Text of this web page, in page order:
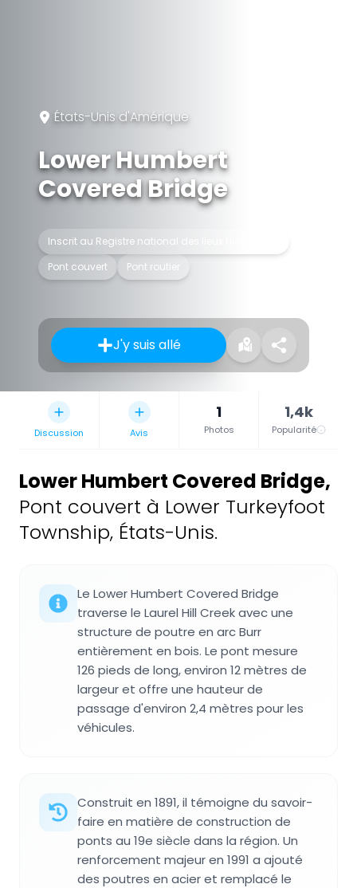
États-Unis d'Amérique
Lower Humbert
Covered Bridge
Inscrit au Registre national des lieux historiques
Pont couvert
Pont routier
J'y suis allé
Discussion Avis
1
Photos
1,4k
Popularité
Lower Humbert Covered Bridge,
Pont couvert à Lower Turkeyfoot
Township, États-Unis.
Le Lower Humbert Covered Bridge
traverse le Laurel Hill Creek avec une
structure de poutre en arc Burr
entièrement en bois. Le pont mesure
126 pieds de long, environ 12 mètres de
largeur et offre une hauteur de
passage d'environ 2,4 mètres pour les
véhicules.
Construit en 1891, il témoigne du savoir-
faire en matière de construction de
ponts au 19e siècle dans la région. Un
renforcement majeur en 1991 a ajouté
des poutres en acier et remplacé le